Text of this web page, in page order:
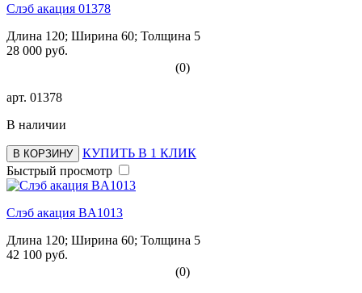
Слэб акация 01378
Длина 120; Ширина 60; Толщина 5
28 000 руб.
(0)
арт. 01378
В наличии
В КОРЗИНУ
КУПИТЬ В 1 КЛИК
Быстрый просмотр
Слэб акация BA1013
Длина 120; Ширина 60; Толщина 5
42 100 руб.
(0)